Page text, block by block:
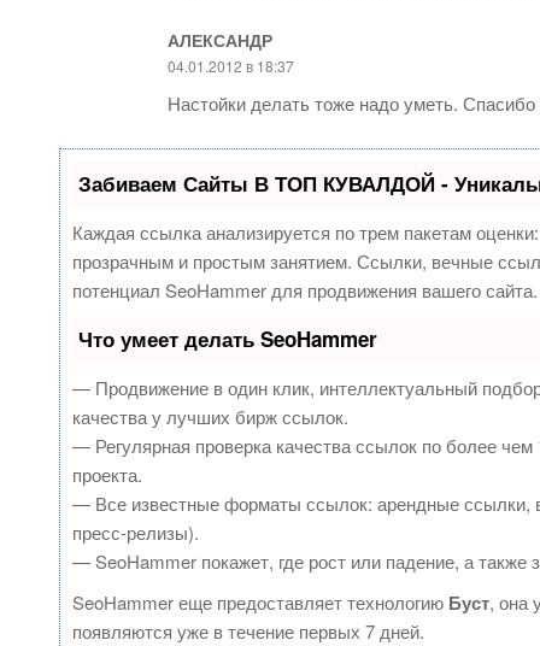
АЛЕКСАНДР
04.01.2012 в 18:37
Настойки делать тоже надо уметь.
Забиваем Сайты В ТОП КУВАЛДОЙ -
Каждая ссылка анализируется по трем пакетам
прозрачным и простым занятием. Ссылки, вечные
потенциал SeoHammer для продвижения вашего сайта.
Что умеет делать SeoHammer
— Продвижение в один клик, интеллектуальный
качества у лучших бирж ссылок.
— Регулярная проверка качества ссылок по более
проекта.
— Все известные форматы ссылок: арендные ссылки,
пресс-релизы).
— SeoHammer покажет, где рост или падение, а также
SeoHammer еще предоставляет технологию Буст, она
появляются уже в течение первых 7 дней.